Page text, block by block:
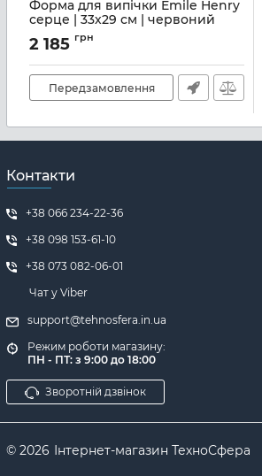
Форма для випічки Emile Henry
серце | 33х29 см | червоний
(346177)
Артикул:
2 185 грн
Передзамовлення
Контакти
+38 066 234-22-36
+38 098 153-61-10
+38 073 082-06-01
Чат у Viber
support@tehnosfera.in.ua
Режим роботи магазину:
ПН - ПТ: з 9:00 до 18:00
Зворотній дзвінок
© 2026 Інтернет-магазин ТехноСфера